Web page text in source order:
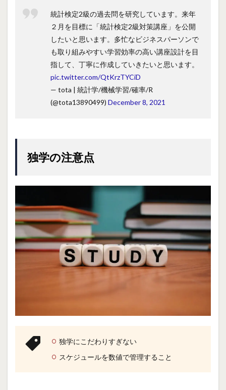
統計検定2級の過去問を研究しています。来年
２月を目標に「統計検定2級対策講座」を公開
したいと思います。多忙なビジネスパーソンで
も取り組みやすい学習効率の高い講座設計を目
指して、丁寧に作成していきたいと思います。
pic.twitter.com/QtKrzTYCiD
— tota | 統計学/機械学習/確率/R
(@tota13890499) December 8, 2021
独学の注意点
独学にこだわりすぎない
スケジュールを数値で管理すること